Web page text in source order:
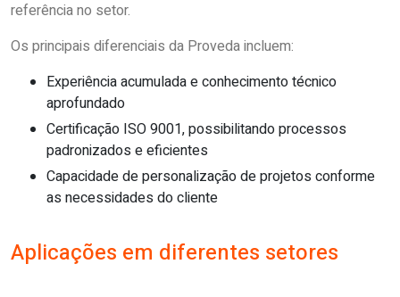
referência no setor.
Os principais diferenciais da Proveda incluem:
Experiência acumulada e conhecimento técnico
aprofundado
Certificação ISO 9001, possibilitando processos
padronizados e eficientes
Capacidade de personalização de projetos conforme
as necessidades do cliente
Aplicações em diferentes setores